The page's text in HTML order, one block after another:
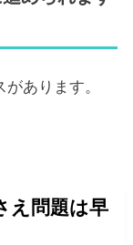
あります。
え問題は早